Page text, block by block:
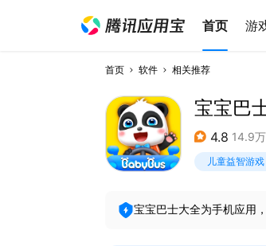
首页 游
首页 软件 相关推荐
宝宝巴
4.8 14.9
儿童益智游戏
宝宝巴士大全为手机应用